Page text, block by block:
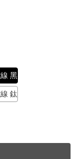
黑
鈦